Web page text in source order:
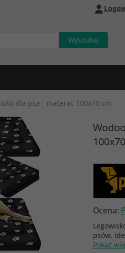
dla psa - materac 100x70 cm
Ocena:
psów,
Pokaż